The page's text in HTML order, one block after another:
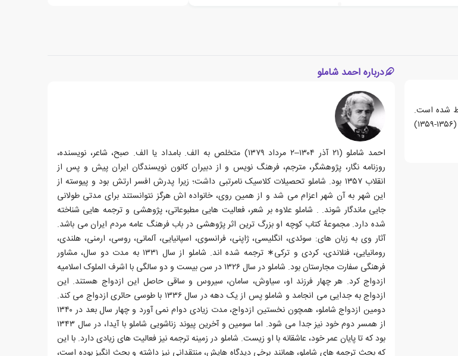
۱۳۷۲-۱۳۷۳ در منزل او ضبط شده است.
شعرهای این مجموعه از کتاب های در آستانه (۱۳۶۴-۱۳۷۶) و ترانه‌های کوچک غربت (۱۳۵۶-۱۳۵۹)
درباره احمد شاملو
احمد شاملو (۲۱ آذر ۱۳۰۴–۲ مرداد ۱۳۷۹) متخلص به الف. بامداد یا الف. صبح، شاعر، نویسنده،
روزنامه نگار، پژوهشگر، مترجم، فرهنگ نویس و از دبیران کانون نویسندگان ایران پیش و پس از
انقلاب ۱۳۵۷ بود. شاملو تحصیلات کلاسیک نامرتبی داشت؛ زیرا پدرش افسر ارتش بود و پیوسته از
این شهر به آن شهر اعزام می شد و از همین روی، خانواده اش هرگز نتوانستند برای مدتی طولانی
جایی ماندگار شوند. . شاملو علاوه بر شعر، فعالیت هایی مطبوعاتی، پژوهشی و ترجمه هایی شناخته
شده دارد. مجموعهٔ کتاب کوچه او بزرگ ترین اثر پژوهشی در باب فرهنگ عامه مردم ایران می باشد.
آثار وی به زبان های: سوئدی، انگلیسی، ژاپنی، فرانسوی، اسپانیایی، آلمانی، روسی، ارمنی، هلندی،
رومانیایی، فنلاندی، کردی و ترکی∗ ترجمه شده اند. شاملو از سال ۱۳۳۱ به مدت دو سال، مشاور
فرهنگی سفارت مجارستان بود. شاملو در سال ۱۳۲۶ در سن بیست و دو سالگی با اشرف الملوک اسلامیه
ازدواج کرد. هر چهار فرزند او، سیاوش، سامان، سیروس و ساقی حاصل این ازدواج هستند. این
ازدواج به جدایی می انجامد و شاملو پس از یک دهه در سال ۱۳۳۶ با طوسی حائری ازدواج می کند.
دومین ازدواج شاملو، همچون نخستین ازدواج، مدت زیادی دوام نمی آورد و چهار سال بعد در ۱۳۴۰
از همسر دوم خود نیز جدا می شود. اما سومین و آخرین پیوند زناشویی شاملو با آیدا، در سال ۱۳۴۳
بود که تا پایان عمر خود، عاشقانه با او زیست. شاملو در زمینه ترجمه نیز فعالیت های زیادی دارد. با این
که بحث ترجمه های شاملو، همانند برخی دیدگاه هایش، منتقدانی نیز داشته و بحث انگیز بوده است،